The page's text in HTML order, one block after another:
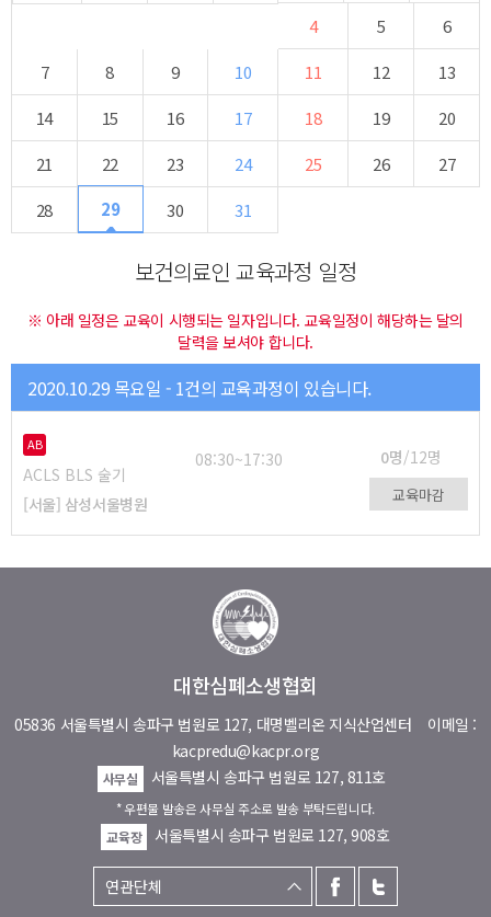
4
5
6
7
8 9 10 11 12
13
14
15 16 17 18 19
20
21
22 23 24 25 26
27
28
29 30 31
보건의료인 교육과정 일정
※ 아래 일정은 교육이 시행되는 일자입니다. 교육일정이 해당하는 달의
달력을 보셔야 합니다.
2020.10.29 목요일 - 1건의 교육과정이 있습니다.
AB
ACLS BLS 술기
08:30~17:30 0명/12명
[서울] 삼성서울병원 교육마감
대한심폐소생협회
05836 서울특별시 송파구 법원로 127, 대명벨리온 지식산업센터 이메일 :
kacpredu@kacpr.org
사무실 서울특별시 송파구 법원로 127, 811호
* 우편물 발송은 사무실 주소로 발송 부탁드립니다.
교육장
서울특별시 송파구 법원로 127, 908호